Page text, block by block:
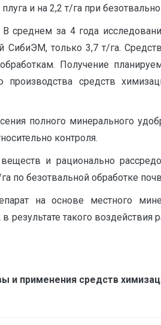
и на 2,2 т/га при
среднем за 4 года
только 3,7 т/га.
Получение
средств
полного минерального
контроля.
и рационально
по безотвальной обработке
на основе местного
такого
и применения средств